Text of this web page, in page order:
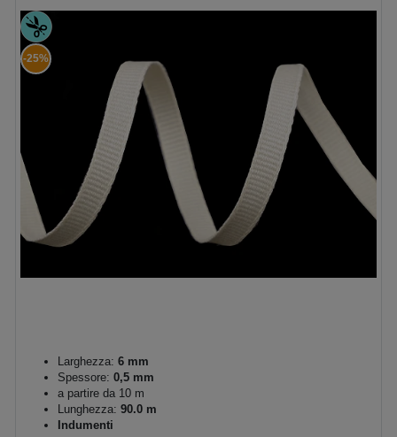
-25%
Larghezza: 6 mm
Spessore: 0,5 mm
a partire da 10 m
Lunghezza: 90.0 m
Indumenti